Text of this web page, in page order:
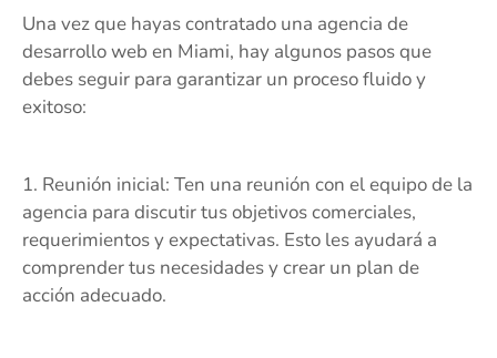
Una vez que hayas contratado una agencia de
desarrollo web en Miami, hay algunos pasos que
debes seguir para garantizar un proceso fluido y
exitoso:
1. Reunión inicial: Ten una reunión con el equipo de la
agencia para discutir tus objetivos comerciales,
requerimientos y expectativas. Esto les ayudará a
comprender tus necesidades y crear un plan de
acción adecuado.